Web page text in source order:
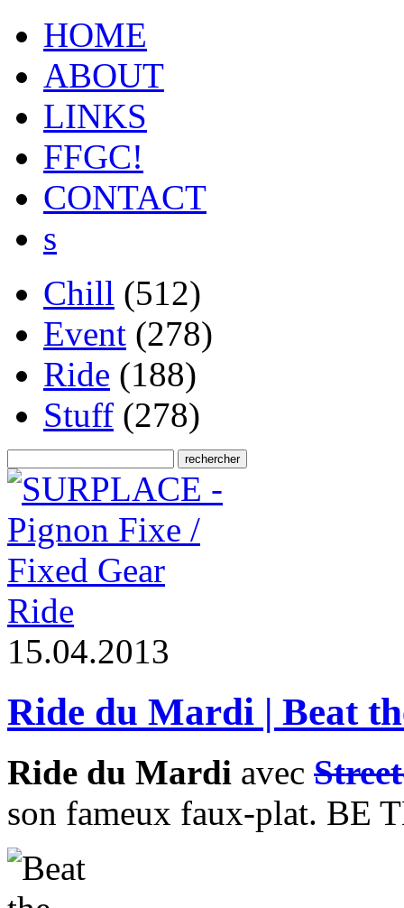
HOME
ABOUT
LINKS
FFGC!
CONTACT
s
Chill (512)
Event (278)
Ride (188)
Stuff (278)
Ride
15.04.2013
Ride du Mardi | Beat
Ride du Mardi avec
son fameux faux-plat. BE